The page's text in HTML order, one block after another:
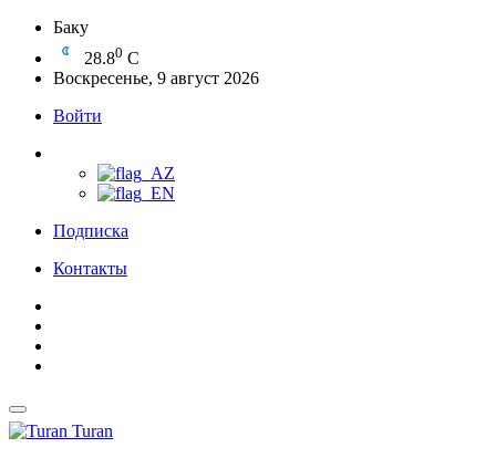
Баку
28.80 C
Воскресенье, 9 август 2026
Войти
Подписка
Контакты
Turan